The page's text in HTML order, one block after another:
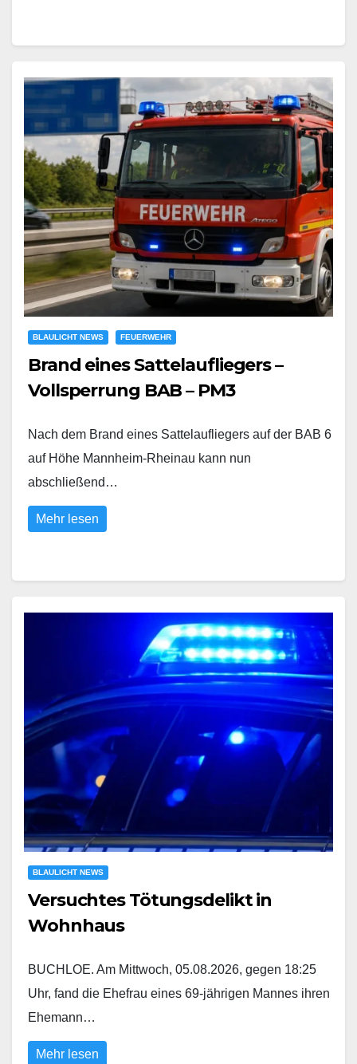
BLAULICHT NEWS FEUERWEHR
Brand eines Sattelaufliegers –
Vollsperrung BAB – PM3
Nach dem Brand eines Sattelaufliegers auf der BAB 6
auf Höhe Mannheim-Rheinau kann nun
abschließend…
Mehr lesen
BLAULICHT NEWS
Versuchtes Tötungsdelikt in
Wohnhaus
BUCHLOE. Am Mittwoch, 05.08.2026, gegen 18:25
Uhr, fand die Ehefrau eines 69-jährigen Mannes ihren
Ehemann…
Mehr lesen